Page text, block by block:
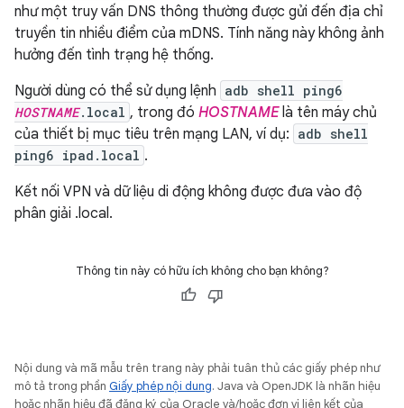
như một truy vấn DNS thông thường được gửi đến địa chỉ
truyền tin nhiều điểm của mDNS. Tính năng này không ảnh
hưởng đến tình trạng hệ thống.
Người dùng có thể sử dụng lệnh adb shell ping6
HOSTNAME.local , trong đó HOSTNAMElà tên máy chủ
của thiết bị mục tiêu trên mạng LAN, ví dụ: adb shell
ping6 ipad.local .
Kết nối VPN và dữ liệu di động không được đưa vào độ
phân giải .local.
Thông tin này có hữu ích không cho bạn không?
Nội dung và mã mẫu trên trang này phải tuân thủ các giấy phép như
mô tả trong phần Giấy phép nội dung. Java và OpenJDK là nhãn hiệu
hoặc nhãn hiệu đã đăng ký của Oracle và/hoặc đơn vị liên kết của